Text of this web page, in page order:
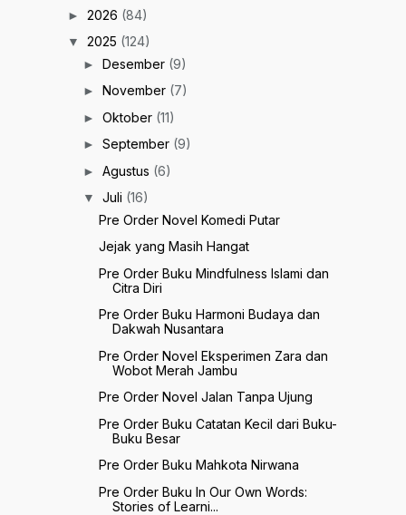
► 2026 (84)
▼ 2025 (124)
► Desember (9)
► November (7)
► Oktober (11)
► September (9)
► Agustus (6)
▼ Juli (16)
Pre Order Novel Komedi Putar
Jejak yang Masih Hangat
Pre Order Buku Mindfulness Islami dan
Citra Diri
Pre Order Buku Harmoni Budaya dan
Dakwah Nusantara
Pre Order Novel Eksperimen Zara dan
Wobot Merah Jambu
Pre Order Novel Jalan Tanpa Ujung
Pre Order Buku Catatan Kecil dari Buku-
Buku Besar
Pre Order Buku Mahkota Nirwana
Pre Order Buku In Our Own Words:
Stories of Learni...